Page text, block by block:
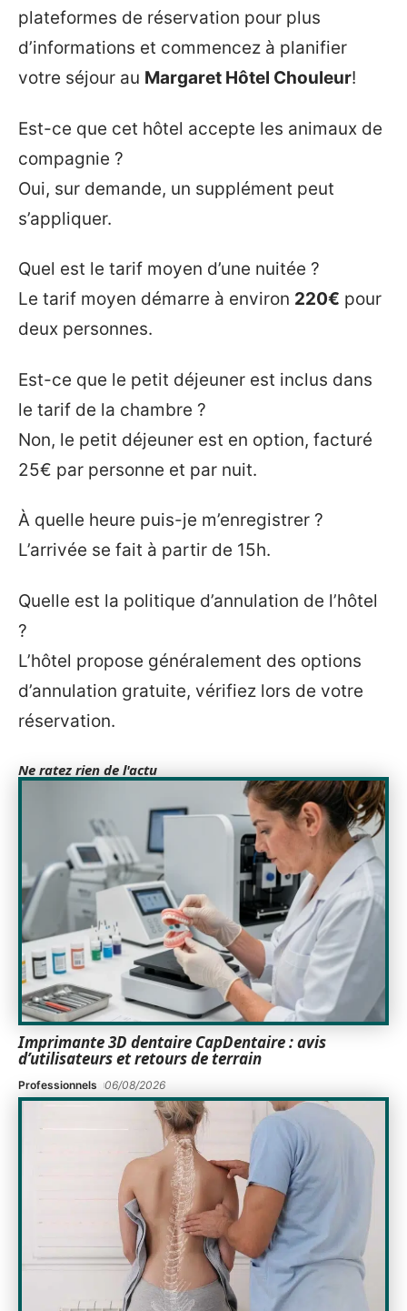
plateformes de réservation pour plus
d’informations et commencez à planifier
votre séjour au Margaret Hôtel Chouleur!
Est-ce que cet hôtel accepte les animaux de
compagnie ?
Oui, sur demande, un supplément peut
s’appliquer.
Quel est le tarif moyen d’une nuitée ?
Le tarif moyen démarre à environ 220€ pour
deux personnes.
Est-ce que le petit déjeuner est inclus dans
le tarif de la chambre ?
Non, le petit déjeuner est en option, facturé
25€ par personne et par nuit.
À quelle heure puis-je m’enregistrer ?
L’arrivée se fait à partir de 15h.
Quelle est la politique d’annulation de l’hôtel
?
L’hôtel propose généralement des options
d’annulation gratuite, vérifiez lors de votre
réservation.
Ne ratez rien de l'actu
Imprimante 3D dentaire CapDentaire : avis
d’utilisateurs et retours de terrain
Professionnels 06/08/2026